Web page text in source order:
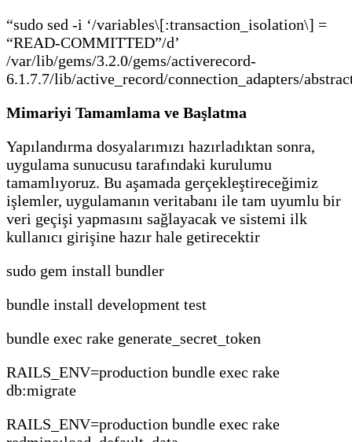
“sudo sed -i ‘/variables\[:transaction_isolation\] =
“READ-COMMITTED”/d’
/var/lib/gems/3.2.0/gems/activerecord-
6.1.7.7/lib/active_record/connection_adapters/
Mimariyi Tamamlama ve Başlatma
Yapılandırma dosyalarımızı hazırladıktan sonra,
uygulama sunucusu tarafındaki kurulumu
tamamlıyoruz. Bu aşamada gerçekleştireceğimiz
işlemler, uygulamanın veritabanı ile tam uyumlu bir
veri geçişi yapmasını sağlayacak ve sistemi ilk
kullanıcı girişine hazır hale getirecektir
sudo gem install bundler
bundle install development test
bundle exec rake generate_secret_token
RAILS_ENV=production bundle exec rake
db:migrate
RAILS_ENV=production bundle exec rake